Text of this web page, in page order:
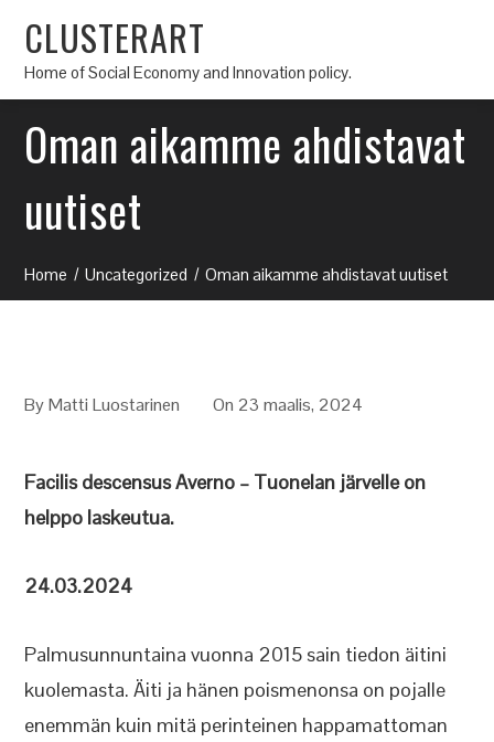
CLUSTERART
Home of Social Economy and Innovation policy.
Oman aikamme ahdistavat
uutiset
Home Uncategorized Oman aikamme ahdistavat uutiset
ByMatti Luostarinen On 23 maalis, 2024
Facilis descensus Averno – Tuonelan järvelle on
helppo laskeutua.
24.03.2024
Palmusunnuntaina vuonna 2015 sain tiedon äitini
kuolemasta. Äiti ja hänen poismenonsa on pojalle
enemmän kuin mitä perinteinen happamattoman